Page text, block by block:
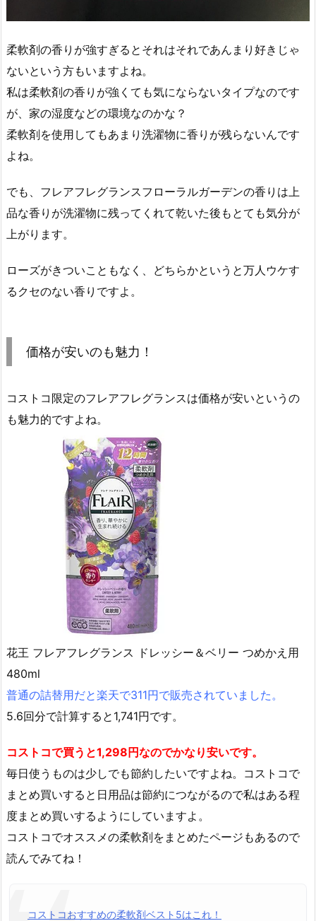
柔軟剤の香りが強すぎるとそれはそれであんまり好きじゃ
ないという方もいますよね。
私は柔軟剤の香りが強くても気にならないタイプなのです
が、家の湿度などの環境なのかな？
柔軟剤を使用してもあまり洗濯物に香りが残らないんです
よね。
でも、フレアフレグランスフローラルガーデンの香りは上
品な香りが洗濯物に残ってくれて乾いた後もとても気分が
上がります。
ローズがきついこともなく、どちらかというと万人ウケす
るクセのない香りですよ。
価格が安いのも魅力！
コストコ限定のフレアフレグランスは価格が安いというの
も魅力的ですよね。
花王 フレアフレグランス ドレッシー＆ベリー つめかえ用
480ml
普通の詰替用だと楽天で311円で販売されていました。
5.6回分で計算すると1,741円です。
コストコで買うと1,298円なのでかなり安いです。
毎日使うものは少しでも節約したいですよね。コストコで
まとめ買いすると日用品は節約につながるので私はある程
度まとめ買いするようにしていますよ。
コストコでオススメの柔軟剤をまとめたページもあるので
読んでみてね！
コストコおすすめの柔軟剤ベスト5はこれ！